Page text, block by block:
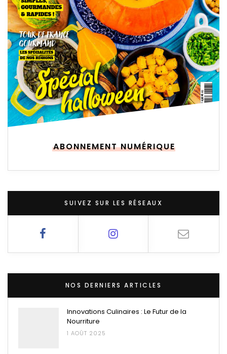
ABONNEMENT NUMÉRIQUE
SUIVEZ SUR LES RÉSEAUX
NOS DERNIERS ARTICLES
Innovations Culinaires : Le Futur de la
Nourriture
1 AOÛT 2025